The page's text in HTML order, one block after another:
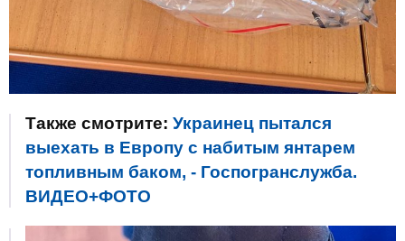
Также смотрите: Украинец пытался
выехать в Европу с набитым янтарем
топливным баком, - Госпогранслужба.
ВИДЕО+ФОТО